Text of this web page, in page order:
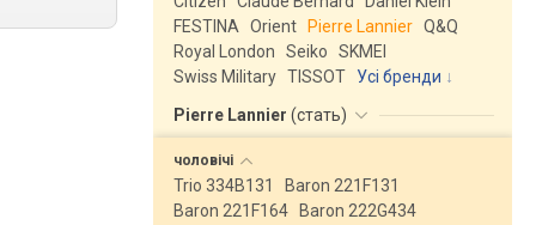
FESTINA
Orient Pierre Lannier Q&Q
Royal London
Seiko
SKMEI
Swiss Military TISSOT
Усі бренди
Pierre Lannier (стать)
чоловічі
Trio 334B131
Baron 221F131
Baron 221F164
Baron 222G434